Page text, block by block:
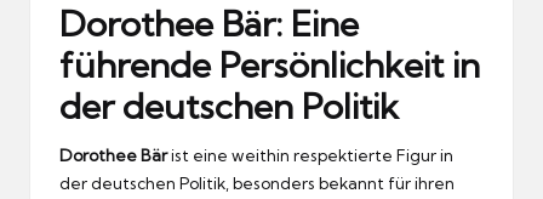
Dorothee Bär: Eine
führende Persönlichkeit in
der deutschen Politik
Dorothee Bärist eine weithin respektierte Figur in
der deutschen Politik, besonders bekannt für ihren